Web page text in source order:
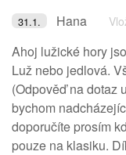
31.1. Hana
Ahoj lužické hory
Luž nebo jedlová.
(Odpověď na dotaz
bychom
doporučíte prosím
pouze na klasiku.